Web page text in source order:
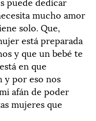
mucho amor
solo. Que,
está preparada
y que un bebé te
en que
y por eso nos
afán de poder
mujeres que